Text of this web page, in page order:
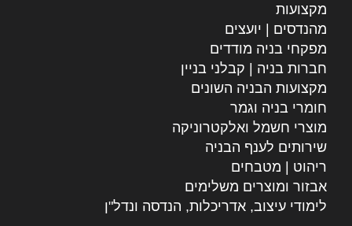
מקצועות
מהנדסים | יועצים
מפקחי בניה מודדים
חברות בניה | קבלני בניין
מקצועות הבניה השונים
חומרי בניה וגמר
מוצרי חשמל ואלקטרוניקה
שירותים לענף הבניה
ריהוט | מטבחים
אבזור ומוצרים משלימים
לימודי עיצוב, אדריכלות, הנדסה ונדל"ן